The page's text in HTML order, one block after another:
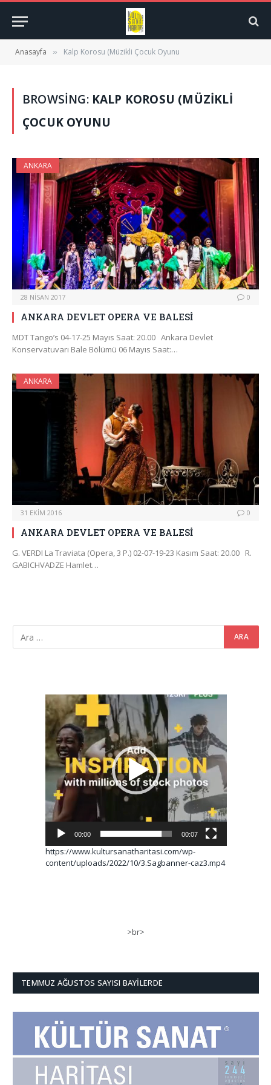
Anasayfa » Kalp Korosu (Müzikli Çocuk Oyunu
BROWSING: KALP KOROSU (MÜZIKLI
ÇOCUK OYUNU
ANKARA
28 NISAN 2017 0
ANKARA DEVLET OPERA VE BALESİ
MDT Tango’s 04-17-25 Mayıs Saat: 20.00 Ankara Devlet
Konservatuvarı Bale Bölümü 06 Mayıs Saat:…
ANKARA
31 EKIM 2016 0
ANKARA DEVLET OPERA VE BALESİ
G. VERDI La Traviata (Opera, 3 P.) 02-07-19-23 Kasım Saat: 20.00 R.
GABICHVADZE Hamlet…
Video
oynatıcı
00:00 00:07
https://www.kultursanatharitasi.com/wp-
content/uploads/2022/10/3.Sagbanner-caz3.mp4
>br>
TEMMUZ AĞUSTOS SAYISI BAYILERDE